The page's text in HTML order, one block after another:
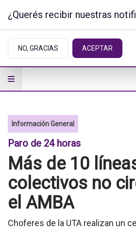
Información General
Paro de 24 horas
Más de 10
colectivos no
el AMBA
Choferes de la UTA realizan un
¿Querés recibir nuestras
NO, GRACIAS ACEPTAR